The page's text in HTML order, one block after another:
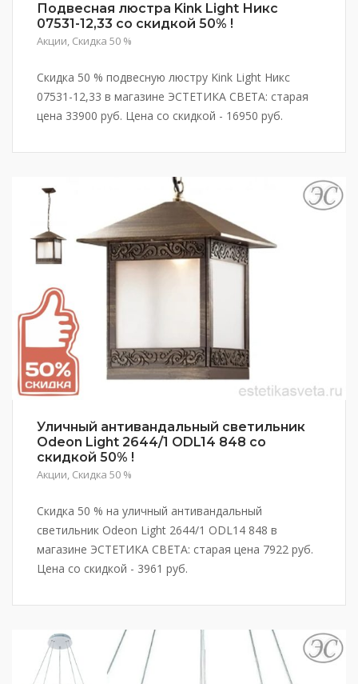
Подвесная люстра Kink Light Никс
07531-12,33 со скидкой 50% !
Акции, Скидка 50 %
Скидка 50 % подвесную люстру Kink Light Никс
07531-12,33 в магазине ЭСТЕТИКА СВЕТА: старая
цена 33900 руб. Цена со скидкой - 16950 руб.
Уличный антивандальный светильник
Odeon Light 2644/1 ODL14 848 со
скидкой 50% !
Акции, Скидка 50 %
Скидка 50 % на уличный антивандальный
светильник Odeon Light 2644/1 ODL14 848 в
магазине ЭСТЕТИКА СВЕТА: старая цена 7922 руб.
Цена со скидкой - 3961 руб.